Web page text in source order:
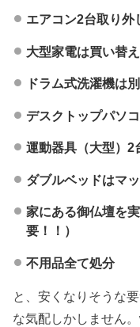
エアコン2台取り外
大型家電は買い替
ドラム式洗濯機は
デスクトップパソ
運動器具（大型）2
ダブルベッドはマ
家にある御仏壇を
要！！）
不用品全て処分
と、安くなりそうな
な気配しかしません